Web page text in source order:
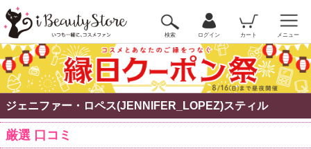
検索 ログイン カート メニュー
ジェニファー・ロペス(JENNIFER_LOPEZ)スティル
厳選 口コミ